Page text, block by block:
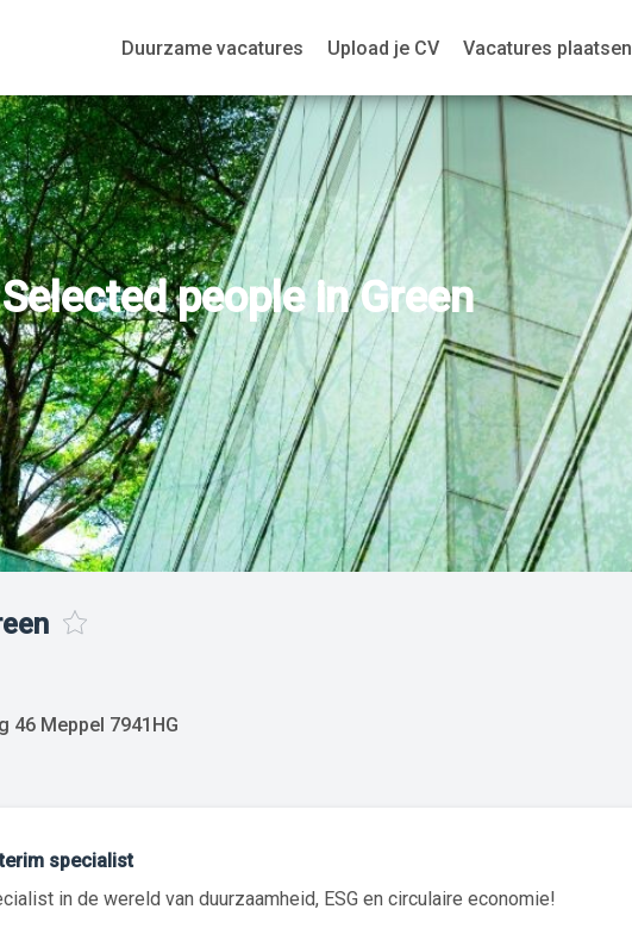
Duurzame vacatures Upload je CV Vacatures plaatsen
Selected people in Green
46 Meppel 7941HG
specialist
in de wereld van duurzaamheid, ESG en circulaire economie!